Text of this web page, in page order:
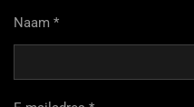
Naam *